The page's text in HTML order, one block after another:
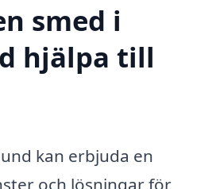
smed i
hjälpa till
kan erbjuda en
och lösningar för